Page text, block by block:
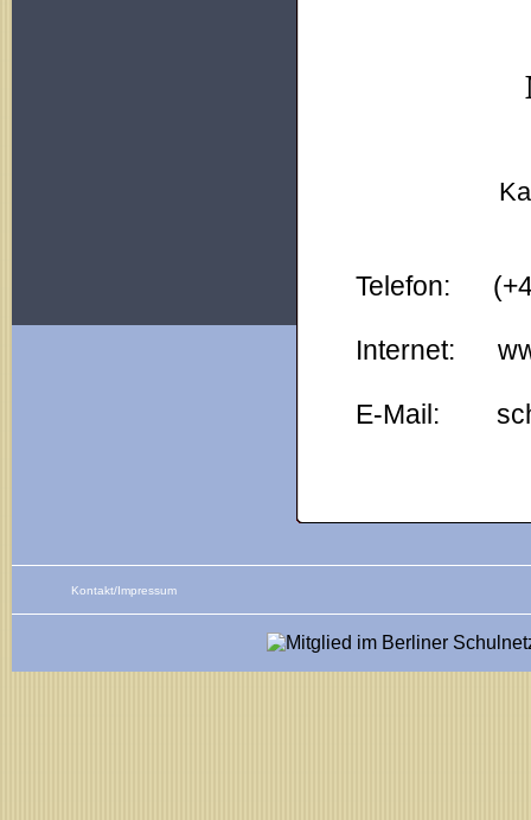
Telefon:
Internet:
E-Mail:
Kontakt/Impressum